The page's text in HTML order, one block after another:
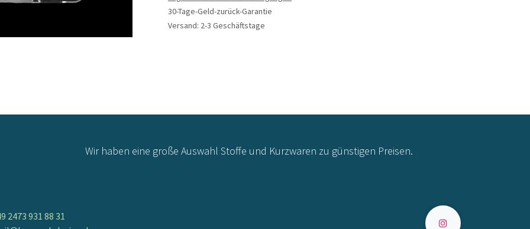
30-Tage-Geld-zurück-Garantie
Versand: 2-3 Geschäftstage
Wir haben eine große Auswahl Stoffe und Kurzwaren zu günstigen Preisen.
2473 931 88 31